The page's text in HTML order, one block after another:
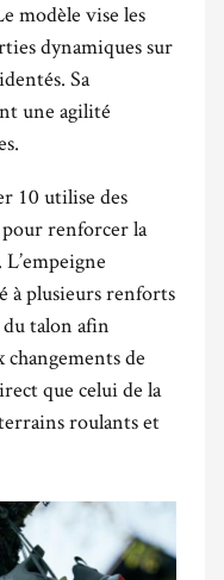
modèle vise les
dynamiques sur
Sa
une agilité
10 utilise des
pour renforcer la
à plusieurs renforts
talon afin
changements de
que celui de la
roulants et